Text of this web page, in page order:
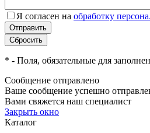
Я согласен на обработку
* - Поля, обязательные для
Сообщение отправлено
Ваше сообщение успешно
Вами свяжется наш специалист
Закрыть окно
Каталог